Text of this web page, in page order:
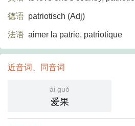
德语 patriotisch (Adj)​
法语 aimer la patrie, patriotique
近音词、同音词
ài guǒ
爱果